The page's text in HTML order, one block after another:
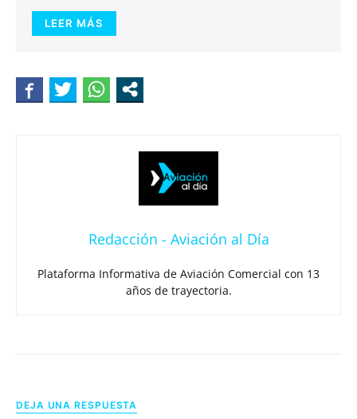
LEER MÁS
Redacción - Aviación al Día
Plataforma Informativa de Aviación Comercial con 13
años de trayectoria.
DEJA UNA RESPUESTA